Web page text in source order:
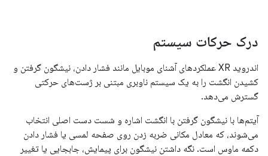
درک حرکات سیستم
اندروید XR عملکردهای آشنای موبایل مانند فشار دادن، نیشگون گرفتن و
کشیدن انگشت را به یک سیستم ناوبری مبتنی بر ژست‌های حرکتی
گسترش می‌دهد.
آیتم‌ها با نیشگون گرفتن با انگشت اشاره و شست دست اصلی انتخاب
می‌شوند، که معادل مکانی ضربه زدن روی صفحه لمسی یا فشار دادن
دکمه ماوس است. نگه داشتن نیشگون برای پیمایش، جابجایی یا تغییر